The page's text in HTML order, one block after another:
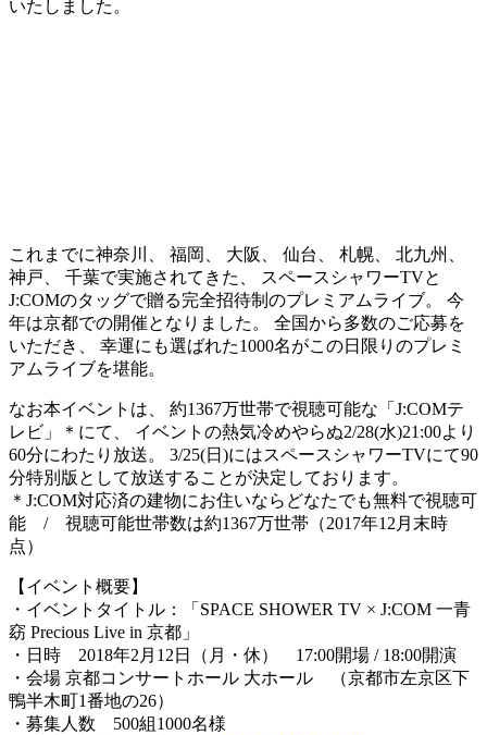
いたしました。
これまでに神奈川、 福岡、 大阪、 仙台、 札幌、 北九州、
神戸、 千葉で実施されてきた、 スペースシャワーTVと
J:COMのタッグで贈る完全招待制のプレミアムライブ。 今
年は京都での開催となりました。 全国から多数のご応募を
いただき、 幸運にも選ばれた1000名がこの日限りのプレミ
アムライブを堪能。
なお本イベントは、 約1367万世帯で視聴可能な「J:COMテ
レビ」＊にて、 イベントの熱気冷めやらぬ2/28(水)21:00より
60分にわたり放送。 3/25(日)にはスペースシャワーTVにて90
分特別版として放送することが決定しております。
＊J:COM対応済の建物にお住いならどなたでも無料で視聴可
能 / 視聴可能世帯数は約1367万世帯（2017年12月末時
点）
【イベント概要】
・イベントタイトル：「SPACE SHOWER TV × J:COM 一青
窈 Precious Live in 京都」
・日時 2018年2月12日（月・休） 17:00開場 / 18:00開演
・会場 京都コンサートホール 大ホール （京都市左京区下
鴨半木町1番地の26）
・募集人数 500組1000名様